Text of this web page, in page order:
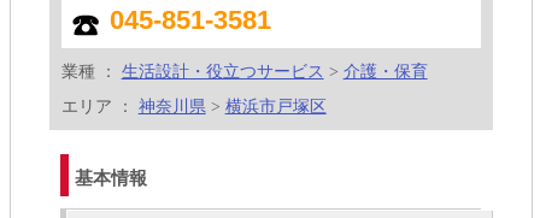
045-851-3581
業種 ： 生活設計・役立つサービス > 介護・保育
エリア ： 神奈川県 > 横浜市戸塚区
基本情報